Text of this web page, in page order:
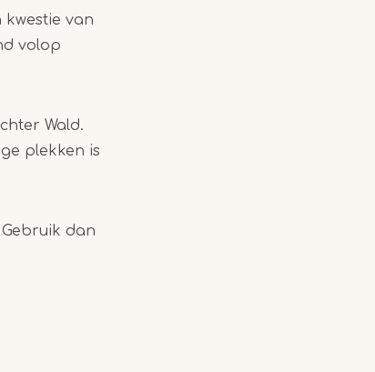
van
volop
Wald.
plekken is
dan